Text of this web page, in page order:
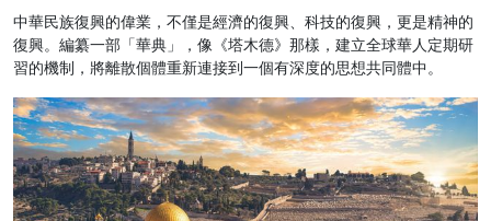
中華民族復興的偉業，不僅是經濟的復興、科技的復興，更是精神的
復興。編纂一部「華典」，像《塔木德》那樣，建立全球華人定期研
習的機制，將離散個體重新連接到一個有深度的思想共同體中。